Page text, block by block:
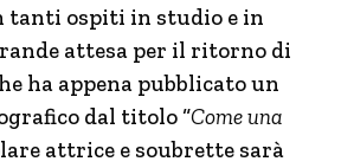
tanti ospiti in studio e in
attesa per il ritorno di
ha appena pubblicato un
dal titolo “Come una
attrice e soubrette sarà